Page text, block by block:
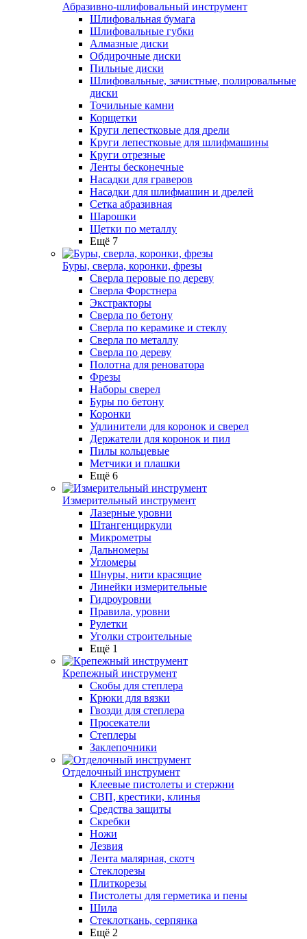
Абразивно-шлифовальный инструмент
Шлифовальная бумага
Шлифовальные губки
Алмазные диски
Обдирочные диски
Пильные диски
Шлифовальные, зачистные, полировальные
диски
Точильные камни
Корщетки
Круги лепестковые для дрели
Круги лепестковые для шлифмашины
Круги отрезные
Ленты бесконечные
Насадки для граверов
Насадки для шлифмашин и дрелей
Сетка абразивная
Шарошки
Щетки по металлу
Ещё 7
Буры, сверла, коронки, фрезы
Сверла перовые по дереву
Сверла Форстнера
Экстракторы
Сверла по бетону
Сверла по керамике и стеклу
Сверла по металлу
Сверла по дереву
Полотна для реноватора
Фрезы
Наборы сверел
Буры по бетону
Коронки
Удлинители для коронок и сверел
Держатели для коронок и пил
Пилы кольцевые
Метчики и плашки
Ещё 6
Измерительный инструмент
Лазерные уровни
Штангенциркули
Микрометры
Дальномеры
Угломеры
Шнуры, нити красящие
Линейки измерительные
Гидроуровни
Правила, уровни
Рулетки
Уголки строительные
Ещё 1
Крепежный инструмент
Скобы для степлера
Крюки для вязки
Гвозди для степлера
Просекатели
Степлеры
Заклепочники
Отделочный инструмент
Клеевые пистолеты и стержни
СВП, крестики, клинья
Средства защиты
Скребки
Ножи
Лезвия
Лента малярная, скотч
Стеклорезы
Плиткорезы
Пистолеты для герметика и пены
Шила
Стеклоткань, серпянка
Ещё 2